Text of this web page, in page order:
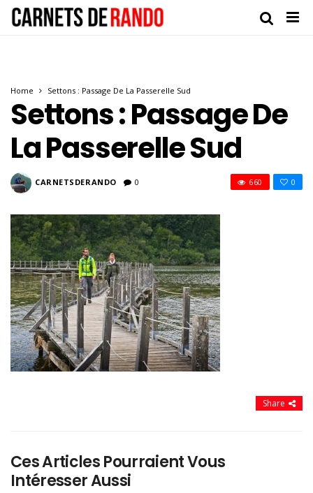
Home Settons : Passage De La Passerelle Sud
Settons : Passage De
La Passerelle Sud
CARNETSDERANDO 0 0
660
Share
Ces Articles Pourraient Vous
Intéresser Aussi